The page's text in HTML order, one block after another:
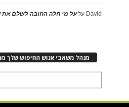
David עלעל מי חלה החובה לשלם את
מנהל משאבי אנוש החיפוש שלך